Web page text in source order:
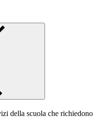
della scuola che richiedono